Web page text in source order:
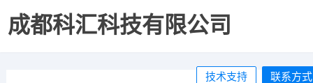
成都科汇科技有限公司
技术支持 联系方式